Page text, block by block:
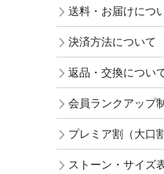
送料・お届けにつ
決済方法について
返品・交換につい
会員ランクアップ
プレミア割（大口
ストーン・サイズ